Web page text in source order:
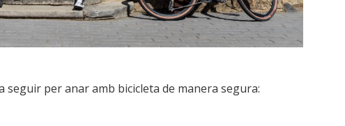
seguir per anar amb bicicleta de manera segura: